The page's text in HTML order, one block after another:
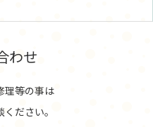
わせ
理等の事は
ださい。